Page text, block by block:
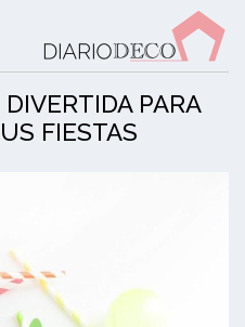
PARA
FIESTAS